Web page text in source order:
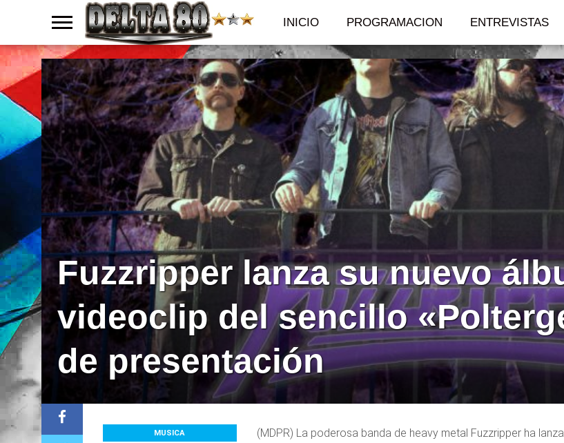
INICIO PROGRAMACION ENTREVISTAS
Fuzzripper lanza su nuevo
videoclip del sencillo
de presentación
(MDPR) La poderosa banda de heavy metal Fuzzripper ha
MUSICA